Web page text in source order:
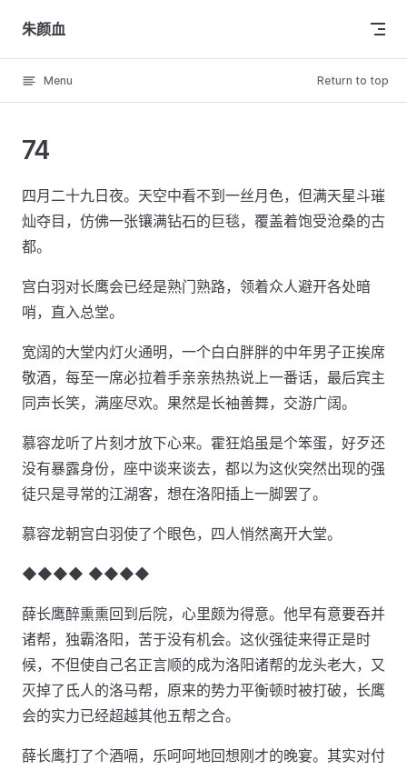
Skip to content
朱颜血
Menu Return to top
74
四月二十九日夜。天空中看不到一丝月色，但满天星斗璀
灿夺目，仿佛一张镶满钻石的巨毯，覆盖着饱受沧桑的古
都。
宫白羽对长鹰会已经是熟门熟路，领着众人避开各处暗
哨，直入总堂。
宽阔的大堂内灯火通明，一个白白胖胖的中年男子正挨席
敬酒，每至一席必拉着手亲亲热热说上一番话，最后宾主
同声长笑，满座尽欢。果然是长袖善舞，交游广阔。
慕容龙听了片刻才放下心来。霍狂焰虽是个笨蛋，好歹还
没有暴露身份，座中谈来谈去，都以为这伙突然出现的强
徒只是寻常的江湖客，想在洛阳插上一脚罢了。
慕容龙朝宫白羽使了个眼色，四人悄然离开大堂。
◆◆◆◆ ◆◆◆◆
薛长鹰醉熏熏回到后院，心里颇为得意。他早有意要吞并
诸帮，独霸洛阳，苦于没有机会。这伙强徒来得正是时
候，不但使自己名正言顺的成为洛阳诸帮的龙头老大，又
灭掉了氐人的洛马帮，原来的势力平衡顿时被打破，长鹰
会的实力已经超越其他五帮之合。
薛长鹰打了个酒嗝，乐呵呵地回想刚才的晚宴。其实对付